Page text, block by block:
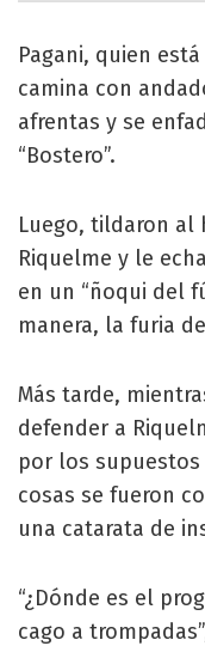
Pagani, quien
camina con
afrentas y se
“Bostero”.
Luego, tildaron al
Riquelme y le
en un “ñoqui del
manera, la furia de
Más tarde,
defender a
por los
cosas se fueron
una catarata de
“¿Dónde es el
cago a